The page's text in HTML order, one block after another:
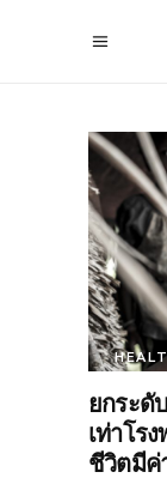
ยกระดั
เท่าโร
ชีวิตมีค่